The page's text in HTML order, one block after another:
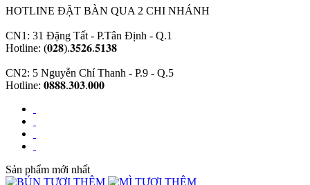
HOTLINE ĐẶT BÀN QUA 2 CHI NHÁNH
CN1: 31 Đặng Tất - P.Tân Định - Q.1
Hotline: (𝟎𝟐𝟖).𝟑𝟓𝟐𝟔.𝟓𝟏𝟑𝟖
CN2: 5 Nguyễn Chí Thanh - P.9 - Q.5
Hotline: 𝟎𝟖𝟖𝟖.𝟑𝟎𝟑.𝟎𝟎𝟎
Sản phẩm mới nhất